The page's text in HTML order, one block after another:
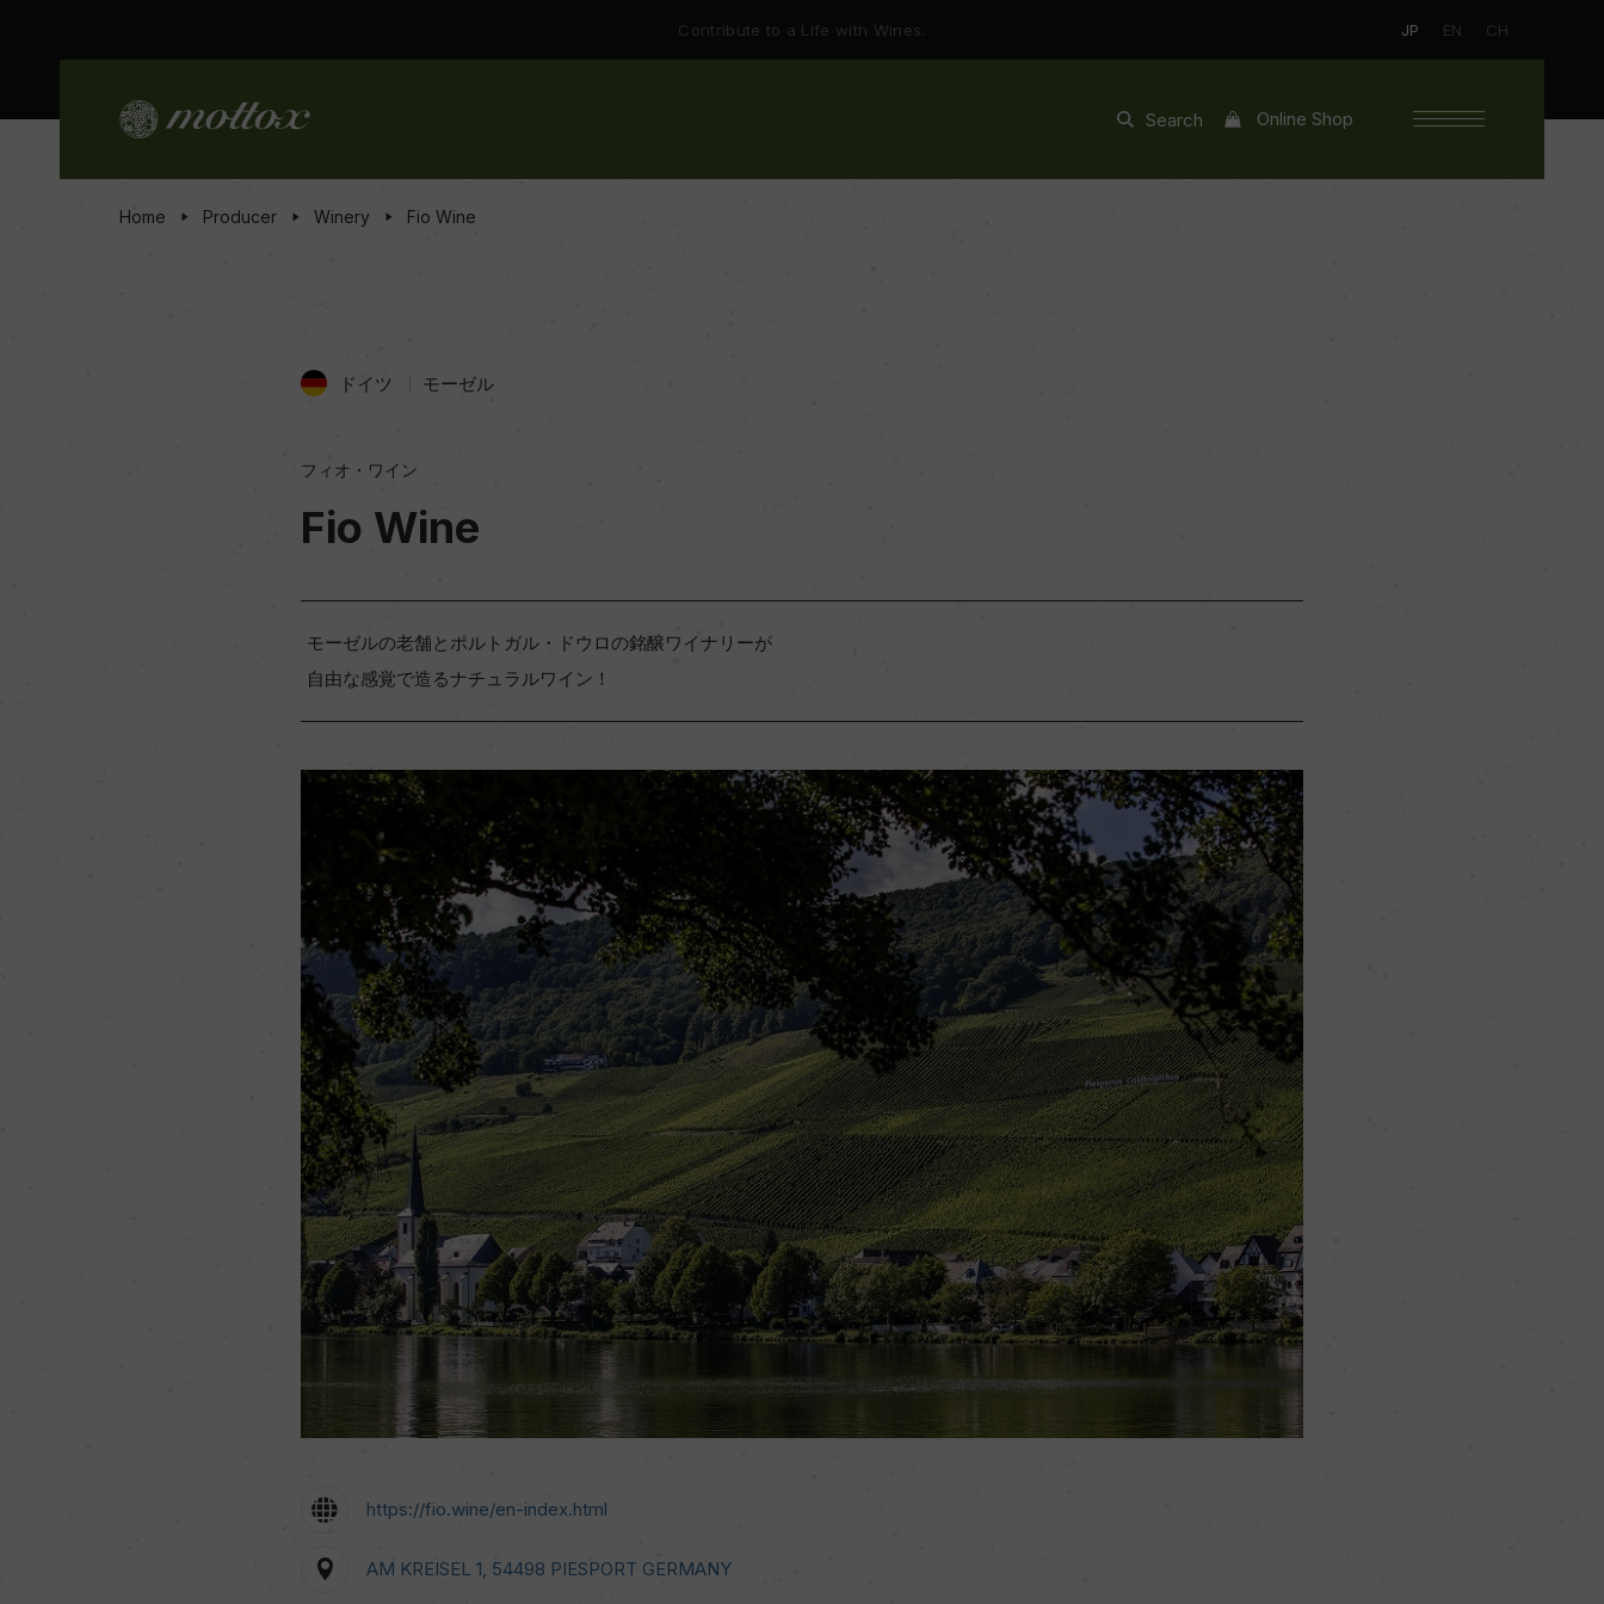
Contribute to a Life with Wines. JP EN CH
Search Online Shop
Home Producer Winery Fio Wine
ドイツ モーゼル
フィオ・ワイン
Fio Wine
モーゼルの老舗とポルトガル・ドウロの銘醸ワイナリーが
自由な感覚で造るナチュラルワイン！
https://fio.wine/en-index.html
AM KREISEL 1, 54498 PIESPORT GERMANY